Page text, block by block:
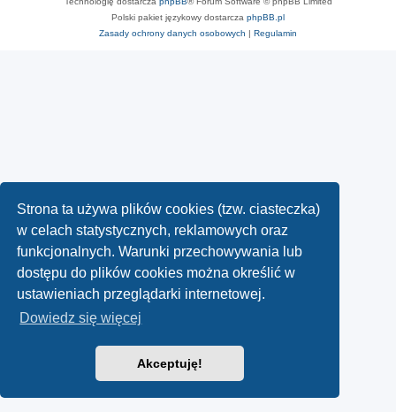
Strona ta używa plików cookies (tzw. ciasteczka)
w celach statystycznych, reklamowych oraz
funkcjonalnych. Warunki przechowywania lub
dostępu do plików cookies można określić w
ustawieniach przeglądarki internetowej.
Dowiedz się więcej
Akceptuję!
Polski pakiet językowy dostarcza phpBB.pl
Zasady ochrony danych osobowych | Regulamin